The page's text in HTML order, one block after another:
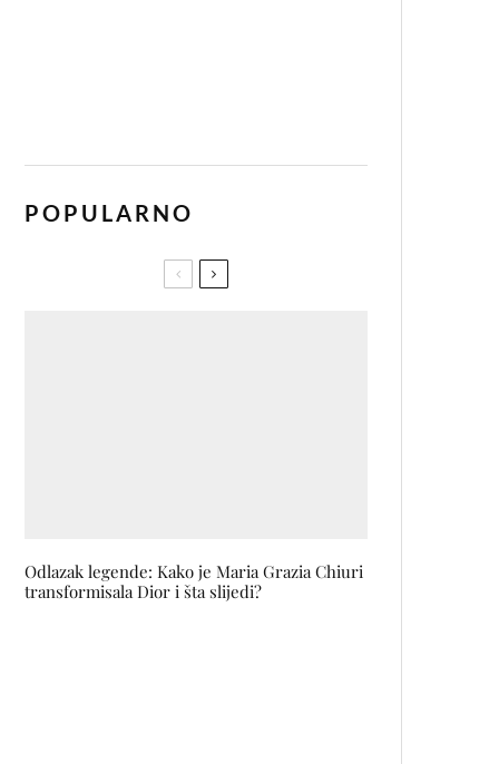
POPULARNO
Odlazak legende: Kako je Maria Grazia Chiuri
transformisala Dior i šta slijedi?